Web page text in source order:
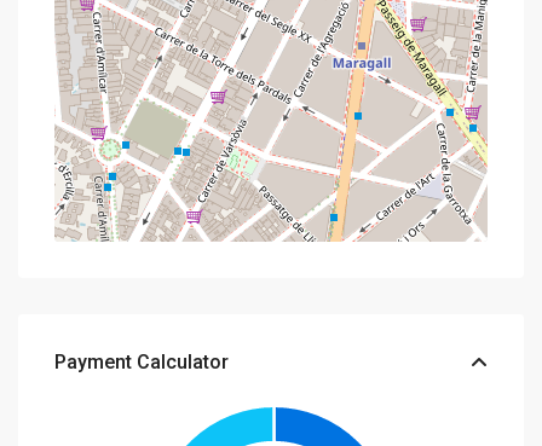
Payment Calculator